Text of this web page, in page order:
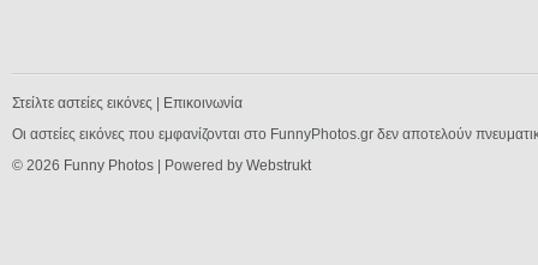
Στείλτε αστείες εικόνες
Επικοινωνία
Οι αστείες εικόνες που εμφανίζονται στο FunnyPhotos.gr δεν αποτελούν
© 2026 Funny Photos | Powered by Webstrukt